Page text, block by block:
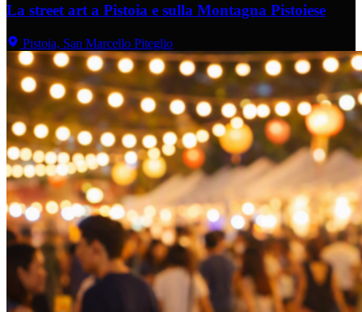
La street art a Pistoia e sulla Montagna Pistoiese
Pistoia, San Marcello Piteglio